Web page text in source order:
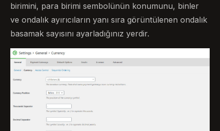
birimini, para birimi sembolünün konumunu, binler
ve ondalık ayırıcıların yanı sıra görüntülenen ondalık
basamak sayısını ayarladığınız yerdir.